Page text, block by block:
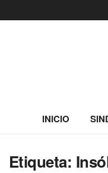
INICIO
Etiqueta: